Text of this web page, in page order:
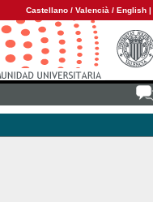
Castellano / Valencià / English |